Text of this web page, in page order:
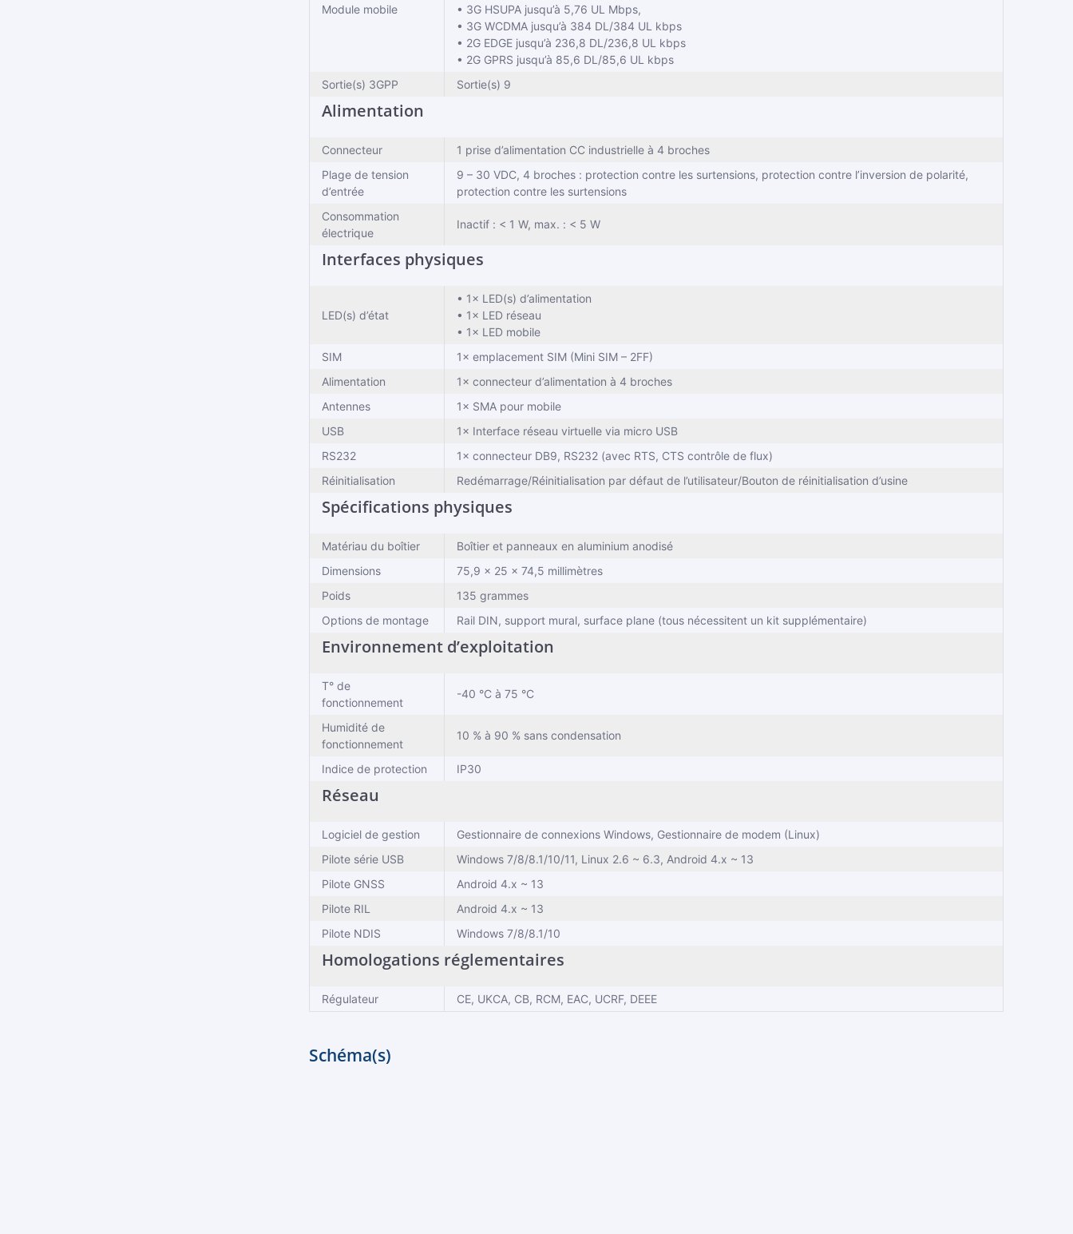
Module mobile
• 3G HSUPA jusqu’à 5,76 UL Mbps,
• 3G WCDMA jusqu’à 384 DL/384 UL kbps
• 2G EDGE jusqu’à 236,8 DL/236,8 UL kbps
• 2G GPRS jusqu’à 85,6 DL/85,6 UL kbps
Sortie(s) 3GPP
Sortie(s) 9
Alimentation
Connecteur
1 prise d’alimentation CC industrielle à 4 broches
Plage de tension
d’entrée
9 – 30 VDC, 4 broches : protection contre les surtensions, protection contre l’inversion de polarité,
protection contre les surtensions
Consommation
électrique
Inactif : < 1 W, max. : < 5 W
Interfaces physiques
LED(s) d’état
• 1× LED(s) d’alimentation
• 1× LED réseau
• 1× LED mobile
SIM
1× emplacement SIM (Mini SIM – 2FF)
Alimentation
1× connecteur d’alimentation à 4 broches
Antennes
1× SMA pour mobile
USB
1× Interface réseau virtuelle via micro USB
RS232
1× connecteur DB9, RS232 (avec RTS, CTS contrôle de flux)
Réinitialisation
Redémarrage/Réinitialisation par défaut de l’utilisateur/Bouton de réinitialisation d’usine
Spécifications physiques
Matériau du boîtier
Boîtier et panneaux en aluminium anodisé
Dimensions
75,9 × 25 × 74,5 millimètres
Poids
135 grammes
Options de montage
Rail DIN, support mural, surface plane (tous nécessitent un kit supplémentaire)
Environnement d’exploitation
T° de
fonctionnement
-40 °C à 75 °C
Humidité de
fonctionnement
10 % à 90 % sans condensation
Indice de protection IP30
Réseau
Logiciel de gestion
Gestionnaire de connexions Windows, Gestionnaire de modem (Linux)
Pilote série USB
Windows 7/8/8.1/10/11, Linux 2.6 ~ 6.3, Android 4.x ~ 13
Pilote GNSS
Android 4.x ~ 13
Pilote RIL
Android 4.x ~ 13
Pilote NDIS
Windows 7/8/8.1/10
Homologations réglementaires
Régulateur CE, UKCA, CB, RCM, EAC, UCRF, DEEE
Schéma(s)